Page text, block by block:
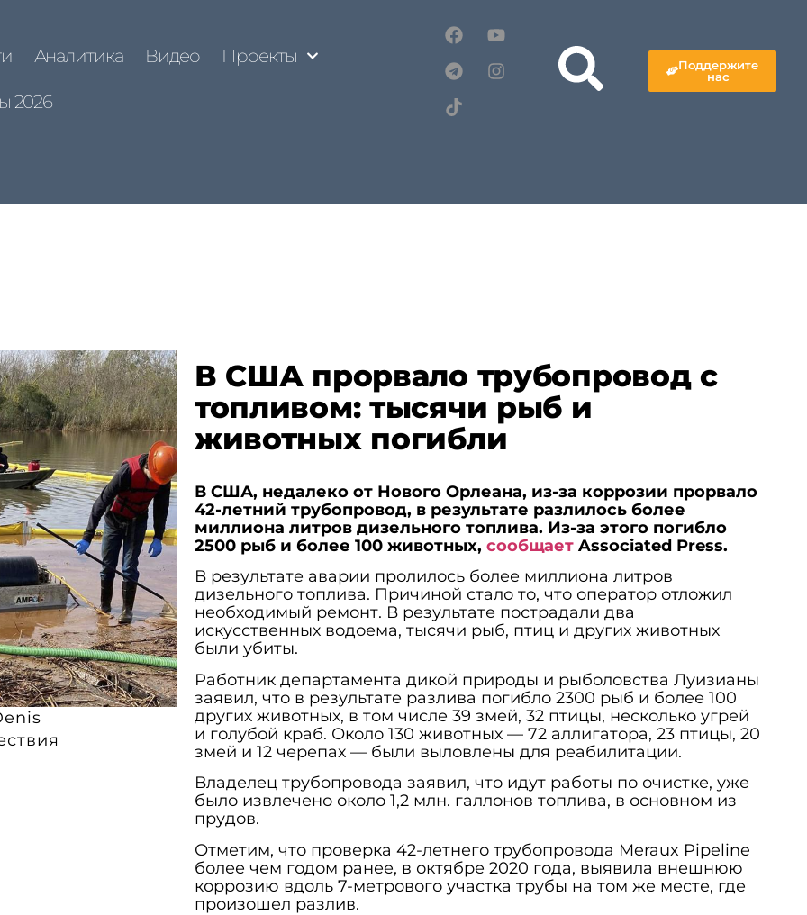
Аналитика Видео Проекты
2026
Поддержите
нас
В США прорвало трубопровод с
топливом: тысячи рыб и
животных погибли
В США, недалеко от Нового Орлеана, из-за коррозии прорвало
42-летний трубопровод, в результате разлилось более
миллиона литров дизельного топлива. Из-за этого погибло
2500 рыб и более 100 животных, сообщаетAssociated Press.
В результате аварии пролилось более миллиона литров
дизельного топлива. Причиной стало то, что оператор отложил
необходимый ремонт. В результате пострадали два
искусственных водоема, тысячи рыб, птиц и других животных
были убиты.
Работник департамента дикой природы и рыболовства Луизианы
заявил, что в результате разлива погибло 2300 рыб и более 100
других животных, в том числе 39 змей, 32 птицы, несколько угрей
и голубой краб. Около 130 животных — 72 аллигатора, 23 птицы, 20
змей и 12 черепах — были выловлены для реабилитации.
Владелец трубопровода заявил, что идут работы по очистке, уже
было извлечено около 1,2 млн. галлонов топлива, в основном из
прудов.
Отметим, что проверка 42-летнего трубопровода Meraux Pipeline
более чем годом ранее, в октябре 2020 года, выявила внешнюю
коррозию вдоль 7-метрового участка трубы на том же месте, где
произошел разлив.